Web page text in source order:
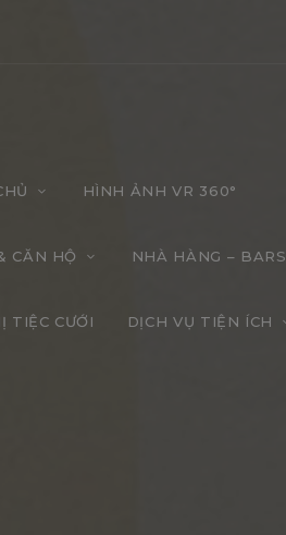
HÌNH ẢNH VR 360°
CĂN HỘ NHÀ HÀNG – BARS
TIỆC CƯỚI DỊCH VỤ TIỆN ÍCH